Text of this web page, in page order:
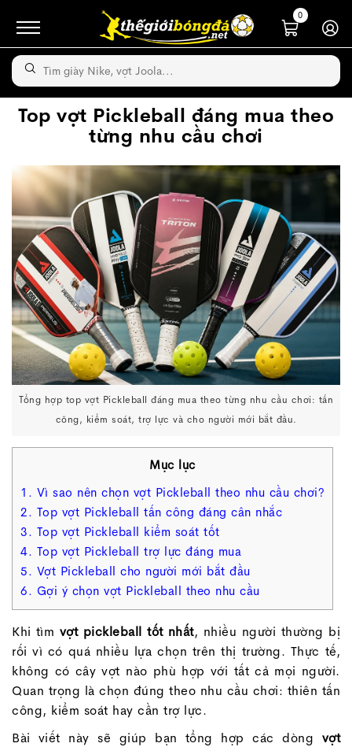
0
Top vợt Pickleball đáng mua theo
từng nhu cầu chơi
Tổng hợp top vợt Pickleball đáng mua theo từng nhu cầu chơi: tấn
công, kiểm soát, trợ lực và cho người mới bắt đầu.
Mục lục
1. Vì sao nên chọn vợt Pickleball theo nhu cầu chơi?
2. Top vợt Pickleball tấn công đáng cân nhắc
3. Top vợt Pickleball kiểm soát tốt
4. Top vợt Pickleball trợ lực đáng mua
5. Vợt Pickleball cho người mới bắt đầu
6. Gợi ý chọn vợt Pickleball theo nhu cầu
Khi tìm vợt pickleball tốt nhất, nhiều người thường bị
rối vì có quá nhiều lựa chọn trên thị trường. Thực tế,
không có cây vợt nào phù hợp với tất cả mọi người.
Quan trọng là chọn đúng theo nhu cầu chơi: thiên tấn
công, kiểm soát hay cần trợ lực.
Bài viết này sẽ giúp bạn tổng hợp các dòng vợt